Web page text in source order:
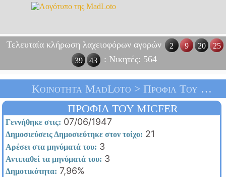
Τελευταία κλήρωση λαχειοφόρων αγορών 2 9 20
25
39
43 : Νικητές: 564
Κοινότητα MadLoto > Προφίλ Του Micfer > Αρχική Σελίδα
ΠΡΟΦΊΛ ΤΟΥ MICFER
Γεννήθηκε στις: 07/06/1947
Δημοσιεύσεις Δημοσιεύτηκε στον τοίχο: 21
Αρέσει στα μηνύματά του: 3
Αντιπαθεί τα μηνύματά του: 3
Δημοτικότητα: 7,96%